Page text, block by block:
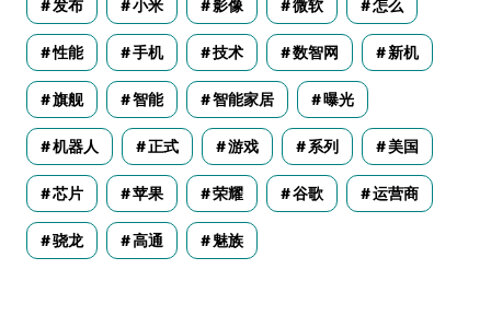
发布 小米 影像 微软 怎么
性能 手机 技术 数智网 新机
旗舰 智能 智能家居 曝光
机器人 正式 游戏 系列 美国
芯片 苹果 荣耀 谷歌 运营商
骁龙 高通 魅族